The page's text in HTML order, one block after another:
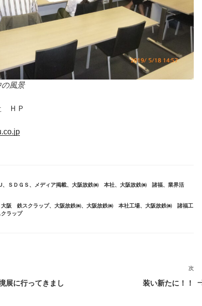
風景
ＨＰ
、 ＳＤＧＳ 、 メディア掲載、 大阪故鉄㈱ 本社、 大阪故鉄㈱ 諸福、 業界活
大阪 鉄スクラップ、 大阪故鉄㈱、 大阪故鉄㈱ 本社工場、 大阪故鉄㈱ 諸福工
ラップ
展に行ってきまし
次
の
次
装い新たに！！